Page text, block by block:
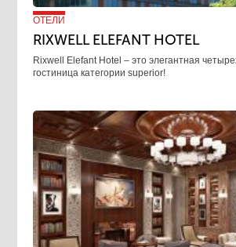
ОТЕЛИ
RIXWELL ELEFANT HOTEL
Rixwell Elefant Hotel ‒ это элегантная
гостиница категории superior!